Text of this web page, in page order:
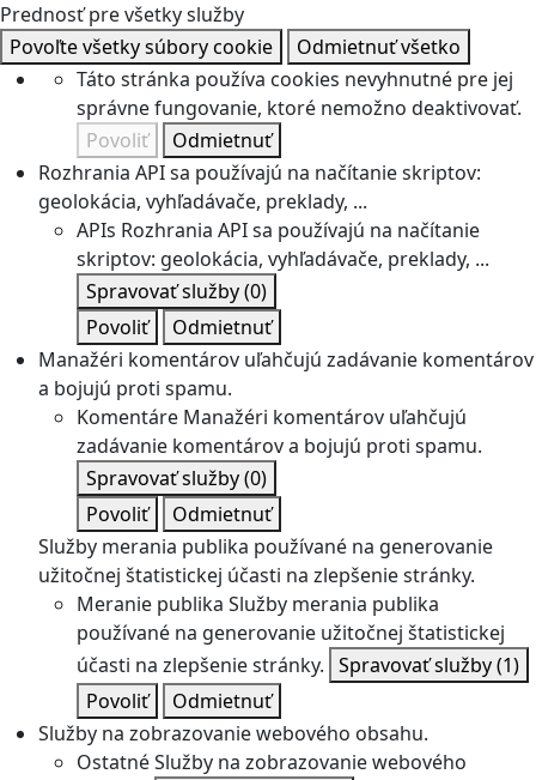
Prednosť pre všetky služby
Povoľte všetky súbory cookie
Odmietnuť všetko
Táto stránka používa cookies nevyhnutné pre jej
správne fungovanie, ktoré nemožno deaktivovať.
Povoliť
Odmietnuť
Rozhrania API sa používajú na načítanie skriptov:
geolokácia, vyhľadávače, preklady, ...
APIs Rozhrania API sa používajú na načítanie
skriptov: geolokácia, vyhľadávače, preklady, ...
Spravovať služby(0)
Povoliť
Odmietnuť
Manažéri komentárov uľahčujú zadávanie komentárov
a bojujú proti spamu.
Komentáre Manažéri komentárov uľahčujú
zadávanie komentárov a bojujú proti spamu.
Spravovať služby(0)
Povoliť
Odmietnuť
Služby merania publika používané na generovanie
užitočnej štatistickej účasti na zlepšenie stránky.
Meranie publika Služby merania publika
používané na generovanie užitočnej štatistickej
účasti na zlepšenie stránky. Spravovať služby(1)
Povoliť
Odmietnuť
Služby na zobrazovanie webového obsahu.
OstatnéSlužby na zobrazovanie webového